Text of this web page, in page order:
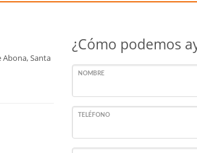
Abona, Santa
¿Cómo podemos
NOMBRE
TELÉFONO